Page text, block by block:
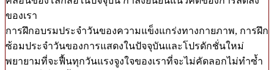
ของเรา
การฝึกอบรมประจำวันของความแข็งแกร่งทางกายภาพ, การฝึก
ซ้อมประจำวันของการแสดงในปัจจุบันและโปรดักชั่นใหม่
พยายามที่จะฟื้นทุกวันแรงจูงใจของเราที่จะไม่คัดลอกไม่ทำซ้ำ